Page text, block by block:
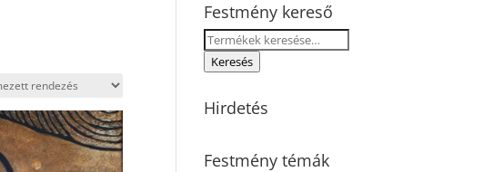
Festmény kereső
Keresés
a Keresés
Hirdetés
Festmény témák